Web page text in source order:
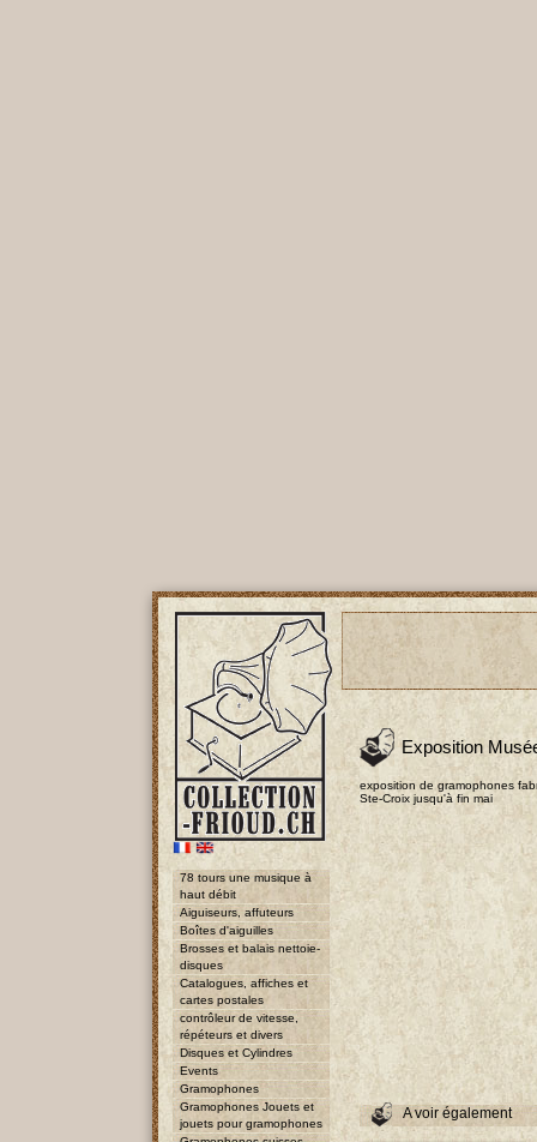
78 tours une musique à
haut débit
Aiguiseurs, affuteurs
Boîtes d'aiguilles
Brosses et balais nettoie-
disques
Catalogues, affiches et
cartes postales
contrôleur de vitesse,
répéteurs et divers
Disques et Cylindres
Events
Gramophones
Gramophones Jouets et
jouets pour gramophones
Exposition
exposition de gramophones
Ste-Croix jusqu'à fin mai
A voir également